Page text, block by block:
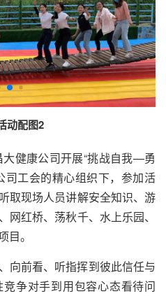
动配图2
健康公司开展“挑战自我—勇
司工会的精心组织下，参加活
取现场人员讲解安全知识、游
红桥、荡秋千、水上乐园、
目。
向前看、听指挥到彼此信任与
争对手到用包容心态看待问